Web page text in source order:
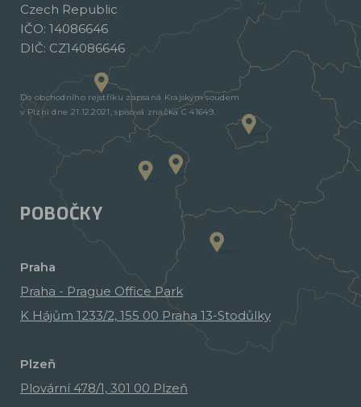
Czech Republic
IČO: 14086646
DIČ: CZ14086646
Do obchodního rejstříku zapsaná Krajským soudem
v Plzni dne 21.12.2021, spisová značka C 41649.
POBOČKY
Praha
Praha - Prague Office Park
K Hájům 1233/2, 155 00 Praha 13-Stodůlky
Plzeň
Plovární 478/1, 301 00 Plzeň